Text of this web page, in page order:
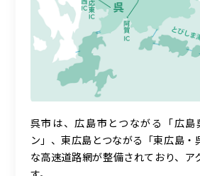
呉市は、広島市とつながる「広島
ン」、東広島とつながる「東広島・
な高速道路網が整備されており、ア